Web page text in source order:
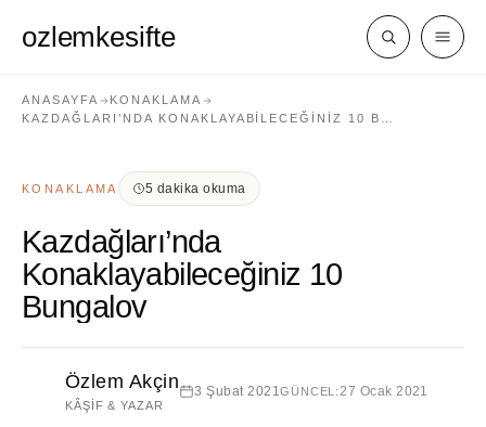
ozlemkesifte
ANASAYFA
KONAKLAMA
KAZDAĞLARI’NDA KONAKLAYABILECEĞINIZ 10 B…
KONAKLAMA 5 dakika okuma
Kazdağları’nda
Konaklayabileceğiniz 10
Bungalov
Özlem Akçin
KÂŞIF & YAZAR
3 Şubat 2021GÜNCEL:27 Ocak 2021